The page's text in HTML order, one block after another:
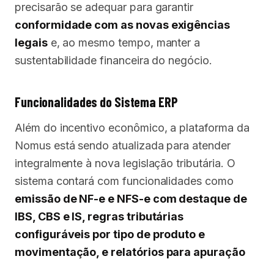
precisarão se adequar para garantir
conformidade com as novas exigências
legaise, ao mesmo tempo, manter a
sustentabilidade financeira do negócio.
Funcionalidades do Sistema ERP
Além do incentivo econômico, a plataforma da
Nomus está sendo atualizada para atender
integralmente à nova legislação tributária. O
sistema contará com funcionalidades como
emissão de NF-e e NFS-e com destaque de
IBS, CBS e IS, regras tributárias
configuráveis por tipo de produto e
movimentação, e relatórios para apuração